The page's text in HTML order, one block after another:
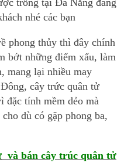
nhé các bạn
phong thủy thì đây chính
bớt những điểm xấu, làm
mang lại nhiều may
cây trức quân tử
tính mềm dẻo mà
dù có gặp phong ba,
và bán cây trúc quân tử